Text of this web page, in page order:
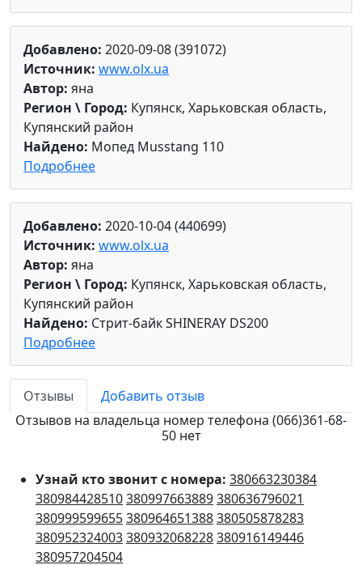
Добавлено: 2020-09-08 (391072)
Источник: www.olx.ua
Автор: яна
Регион \ Город: Купянск, Харьковская область,
Купянский район
Найдено: Мопед Musstang 110
Подробнее
Добавлено: 2020-10-04 (440699)
Источник: www.olx.ua
Автор: яна
Регион \ Город: Купянск, Харьковская область,
Купянский район
Найдено: Стрит-байк SHINERAY DS200
Подробнее
Отзывы
Добавить отзыв
Отзывов на владельца номер телефона (066)361-68-
50 нет
Узнай кто звонит с номера: 380663230384
380984428510380997663889380636796021
380999599655380964651388380505878283
380952324003380932068228380916149446
380957204504